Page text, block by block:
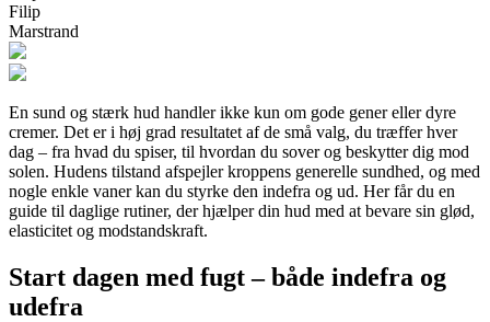
Filip
Marstrand
En sund og stærk hud handler ikke kun om gode gener eller dyre
cremer. Det er i høj grad resultatet af de små valg, du træffer hver
dag – fra hvad du spiser, til hvordan du sover og beskytter dig mod
solen. Hudens tilstand afspejler kroppens generelle sundhed, og med
nogle enkle vaner kan du styrke den indefra og ud. Her får du en
guide til daglige rutiner, der hjælper din hud med at bevare sin glød,
elasticitet og modstandskraft.
Start dagen med fugt – både indefra og
udefra